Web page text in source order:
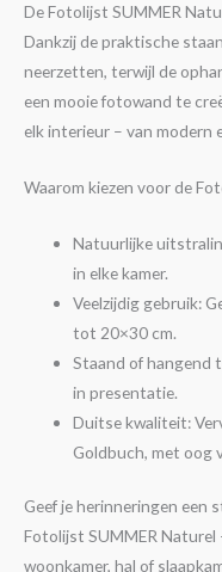
De Fotolijst SUMMER
Dankzij de praktische
neerzetten, terwijl de
een mooie fotowand te
elk interieur – van modern
Waarom kiezen voor de
Natuurlijke
in elke kamer.
Veelzijdig gebruik:
tot 20×30 cm.
Staand of hangend
in presentatie.
Duitse kwaliteit:
Goldbuch, met oog
Geef je herinneringen een
Fotolijst SUMMER Naturel
woonkamer, hal of